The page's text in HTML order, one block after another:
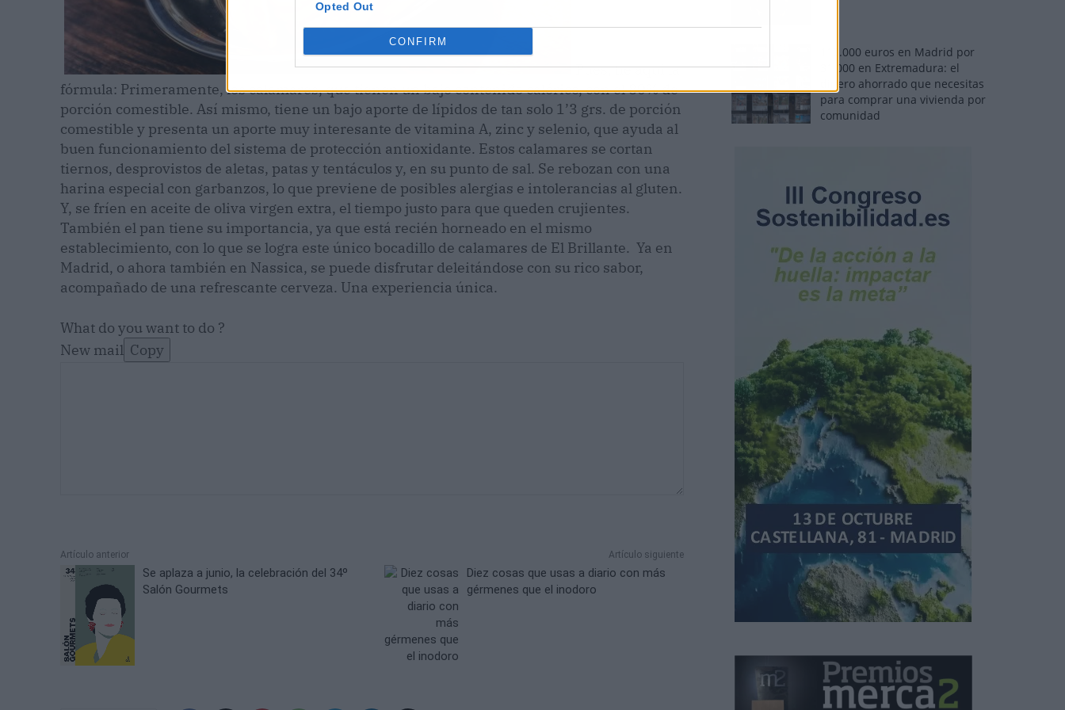
Opted Out
CONFIRM
Pues, he aquí la
fórmula: Primeramente, los calamares, que tienen un bajo contenido calórico, con el 80% de
porción comestible. Así mismo, tiene un bajo aporte de lípidos de tan solo 1’3 grs. de porción
comestible y presenta un aporte muy interesante de vitamina A, zinc y selenio, que ayuda al
buen funcionamiento del sistema de protección antioxidante. Estos calamares se cortan
tiernos, desprovistos de aletas, patas y tentáculos y, en su punto de sal. Se rebozan con una
harina especial con garbanzos, lo que previene de posibles alergias e intolerancias al gluten.
Y, se fríen en aceite de oliva virgen extra, el tiempo justo para que queden crujientes.
También el pan tiene su importancia, ya que está recién horneado en el mismo
establecimiento, con lo que se logra este único bocadillo de calamares de El Brillante. Ya en
Madrid, o ahora también en Nassica, se puede disfrutar deleitándose con su rico sabor,
acompañado de una refrescante cerveza. Una experiencia única.
What do you want to do ?
New mail Copy
Artículo anterior
Se aplaza a junio, la celebración del 34º
Salón Gourmets
Artículo siguiente
Diez cosas que usas a diario con más
gérmenes que el inodoro
110.000 euros en Madrid por
31.000 en Extremadura: el
dinero ahorrado que necesitas
para comprar una vivienda por
comunidad